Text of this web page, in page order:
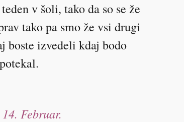
v šoli, tako da so se že
tako pa smo že vsi drugi
boste izvedeli kdaj bodo
14. Februar.